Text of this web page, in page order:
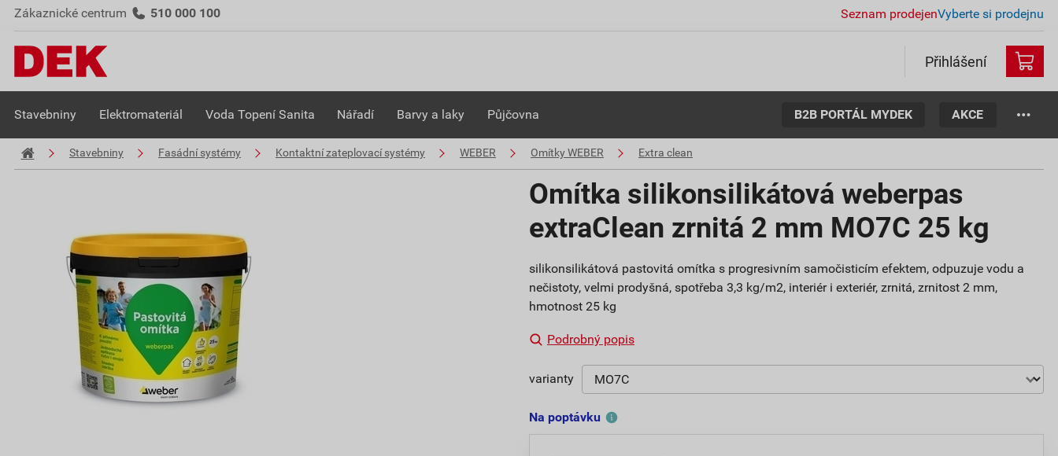
Zákaznické centrum 510 000 100 Seznam prodejenVyberte si prodejnu
Přihlášení
Stavebniny Elektromateriál Voda Topení Sanita Nářadí Barvy a laky Půjčovna B2B PORTÁL MYDEK AKCE
Stavebniny Fasádní systémy Kontaktní zateplovací systémy WEBER Omítky WEBER Extra clean
Omítka silikonsilikátová weberpas
extraClean zrnitá 2 mm MO7C 25 kg
silikonsilikátová pastovitá omítka s progresivním samočisticím efektem, odpuzuje vodu a
nečistoty, velmi prodyšná, spotřeba 3,3 kg/m2, interiér i exteriér, zrnitá, zrnitost 2 mm,
hmotnost 25 kg
Podrobný popis
varianty
Na poptávku